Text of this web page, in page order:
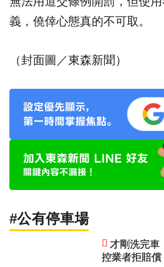
義，僥倖心態真的不可取。
（封面圖／東森新聞）
#公有停車場
才剛洗完車
控業者拒賠償